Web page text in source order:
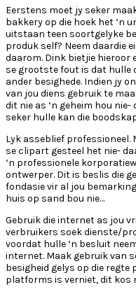
Eerstens moet jy seker
bakkery op die hoek het ‘n
uitstaan teen soortgelyke
produk self? Neem daardie
daarom. Dink bietjie hieroor
se grootste fout is dat hulle
ander besighede. Indien jy
van jou diens gebruik te
dit nie as ‘n geheim hou
seker hulle kan die
Lyk asseblief professioneel.
se clipart gesteel het nie-
‘n professionele
ontwerper. Dit is beslis die
fondasie vir al jou
huis op sand bou nie…
Gebruik die internet as jou
verbruikers soek dienste/
voordat hulle ‘n besluit
internet. Maak gebruik van
besigheid gelys op die
platforms is verniet, dit kos